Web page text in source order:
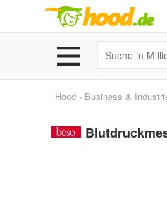
Hood › Business &